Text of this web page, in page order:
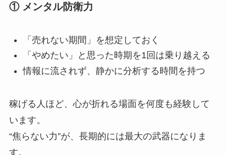
① メンタル防衛力
「売れない期間」を想定しておく
「やめたい」と思った時期を1回は乗り越える
情報に流されず、静かに分析する時間を持つ
稼げる人ほど、心が折れる場面を何度も経験して
います。
“焦らない力”が、長期的には最大の武器になりま
す。